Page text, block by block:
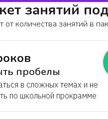
София
занятий
количества занятий в
пробелы
в сложных темах и не
по школьной прокрамме